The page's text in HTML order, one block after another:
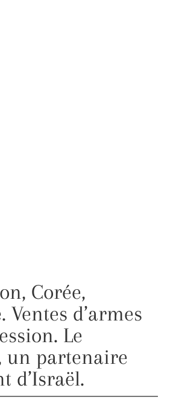
Corée,
Ventes d’armes
Le
un partenaire
d’Israël.